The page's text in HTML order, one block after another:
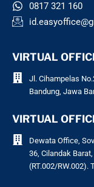
0817 321 160
VIRTUAL
Jl. Cihampelas
Bandung, Jawa
VIRTUAL
Dewata Office,
36, Cilandak
(RT.002/RW.002).